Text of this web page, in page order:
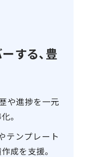
する、豊
や進捗を一元
。
テンプレート
成を支援。